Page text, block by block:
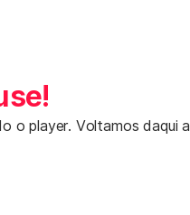
o player. Voltamos daqui a